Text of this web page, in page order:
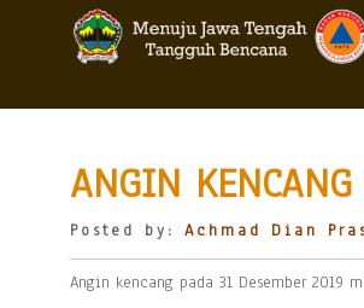
ANGIN
Posted by: Achmad Dian
Angin kencang pada 31 Desember 2019